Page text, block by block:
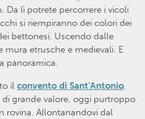
Da lì potrete percorrere i vicoli
si riempiranno dei colori dei
bettonesi. Uscendo dalle
etrusche e medievali. E
panoramica.
il convento di Sant’Antonio.
grande valore, oggi purtroppo
rovina. Allontanandovi dal